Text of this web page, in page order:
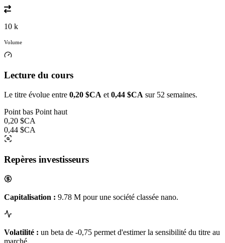
10 k
Volume
Lecture du cours
Le titre évolue entre 0,20 $CA et 0,44 $CA sur 52 semaines.
Point bas Point haut
0,20 $CA
0,44 $CA
Repères investisseurs
Capitalisation : 9.78 M pour une société classée nano.
Volatilité : un beta de -0,75 permet d'estimer la sensibilité du titre au
marché.